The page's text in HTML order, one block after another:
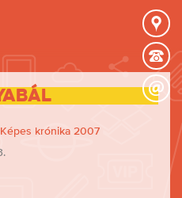
Képes krónika 2007